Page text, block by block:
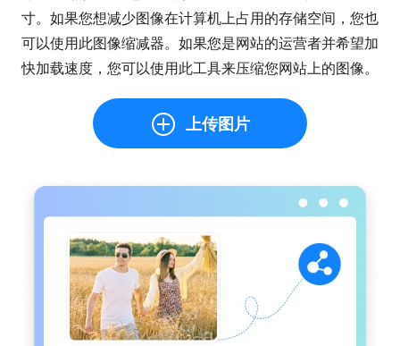
寸。如果您想减少图像在计算机上占用的存储空间，您也
可以使用此图像缩减器。如果您是网站的运营者并希望加
快加载速度，您可以使用此工具来压缩您网站上的图像。
上传图片